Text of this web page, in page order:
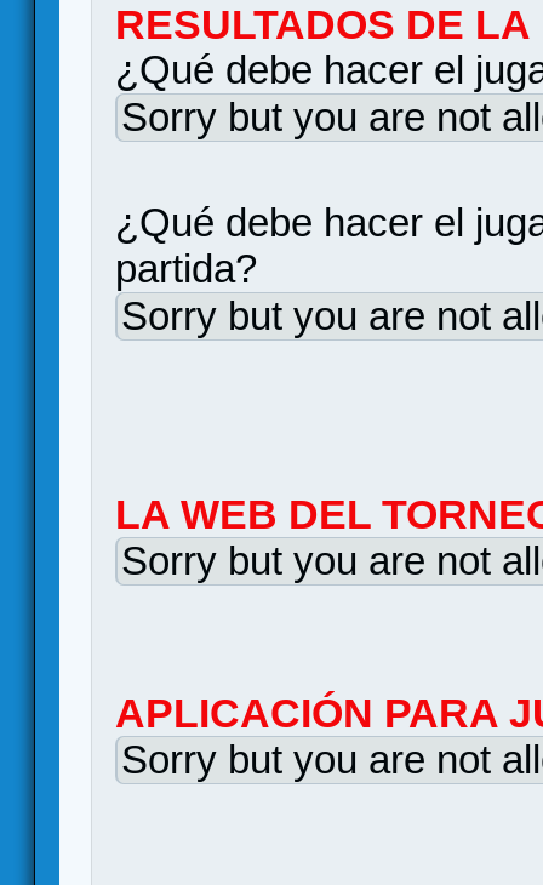
RESULTADOS DE
¿Qué debe hacer el
Sorry but you are not
¿Qué debe hacer el
partida?
Sorry but you are not
LA WEB DEL
Sorry but you are not
APLICACIÓN PARA
Sorry but you are not